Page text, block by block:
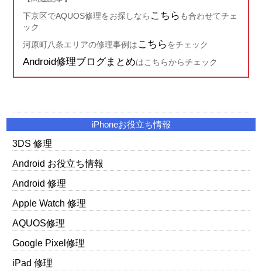
下京区でAQUOS修理をお探しなら こちら も合わせてチェ
ック
河原町八条エリアの修理事例はこちらをチェック
Android修理ブログまとめはこちらからチェック
iPhoneお役立ち情報
3DS 修理
Android お役立ち情報
Android 修理
Apple Watch 修理
AQUOS修理
Google Pixel修理
iPad 修理